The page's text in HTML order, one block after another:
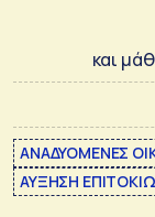
και
ΑΝΑΔΥΟΜΕΝΕΣ
ΑΥΞΗΣΗ